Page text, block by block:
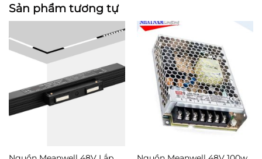
Sản phẩm tương tự